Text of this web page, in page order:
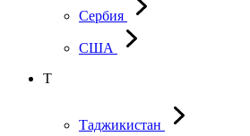
Сербия
США
Т
Таджикистан